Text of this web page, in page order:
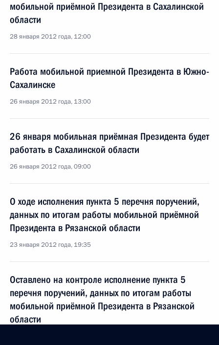
мобильной приёмной Президента в Сахалинской
области
28 января 2012 года, 12:00
Работа мобильной приемной Президента в Южно-
Сахалинске
26 января 2012 года, 13:00
26 января мобильная приёмная Президента будет
работать в Сахалинской области
26 января 2012 года, 09:00
О ходе исполнения пункта 5 перечня поручений,
данных по итогам работы мобильной приёмной
Президента в Рязанской области
23 января 2012 года, 19:35
Оставлено на контроле исполнение пункта 5
перечня поручений, данных по итогам работы
мобильной приёмной Президента в Рязанской
области